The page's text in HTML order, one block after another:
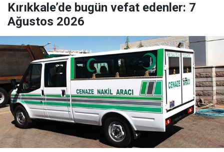
Kırıkkale’de bugün vefat edenler: 7
Ağustos 2026